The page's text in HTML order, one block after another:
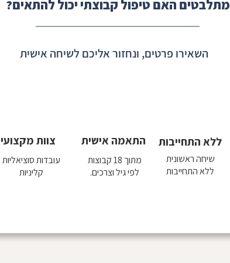
מתלבטים האם טיפול קבוצתי יכול להתאים?
השאירו פרטים, ונחזור אליכם לשיחה אישית
צוות מקצועי התאמה אישית ללא התחייבות
עובדות סוציאליות
קליניות
מתוך 18 קבוצות
לפי גיל וצרכים.
שיחה ראשונית
ללא התחייבות